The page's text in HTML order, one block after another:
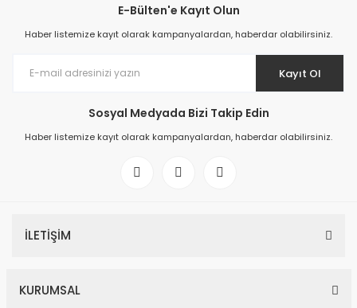
E-Bülten'e Kayıt Olun
Haber listemize kayıt olarak kampanyalardan, haberdar olabilirsiniz.
Kayıt Ol
Sosyal Medyada Bizi Takip Edin
Haber listemize kayıt olarak kampanyalardan, haberdar olabilirsiniz.
İLETİŞİM
KURUMSAL